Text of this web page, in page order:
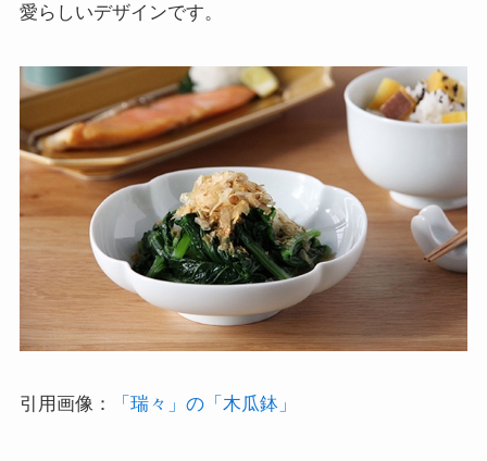
愛らしいデザインです。
引用画像： 「瑞々」の「木瓜鉢」